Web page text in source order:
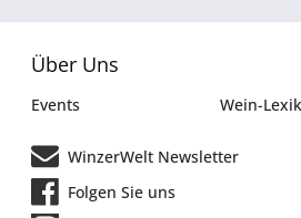
Über Uns
Events Wein-
WinzerWelt Newsletter
Folgen Sie uns